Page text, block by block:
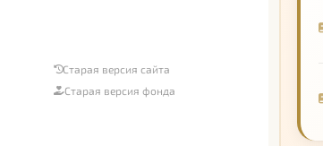
Старая версия сайта
Старая версия фонда